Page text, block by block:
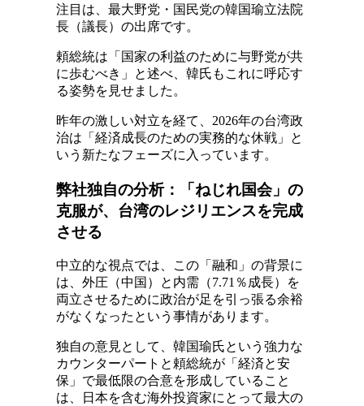
注目は、最大野党・国民党の韓国瑜立法院
長（議長）の出席です。
頼総統は「国家の利益のために与野党が共
に歩むべき」と述べ、韓氏もこれに呼応す
る姿勢を見せました。
昨年の激しい対立を経て、2026年の台湾政
治は「経済成長のための実務的な休戦」と
いう新たなフェーズに入っています。
弊社独自の分析：「ねじれ国会」の
克服が、台湾のレジリエンスを完成
させる
中立的な視点では、この「融和」の背景に
は、外圧（中国）と内需（7.71％成長）を
両立させるために政治が足を引っ張る余裕
がなくなったという事情があります。
独自の意見として、韓国瑜氏という強力な
カウンターパートと頼総統が「経済と安
保」で最低限の合意を形成していること
は、日本を含む海外投資家にとって最大の